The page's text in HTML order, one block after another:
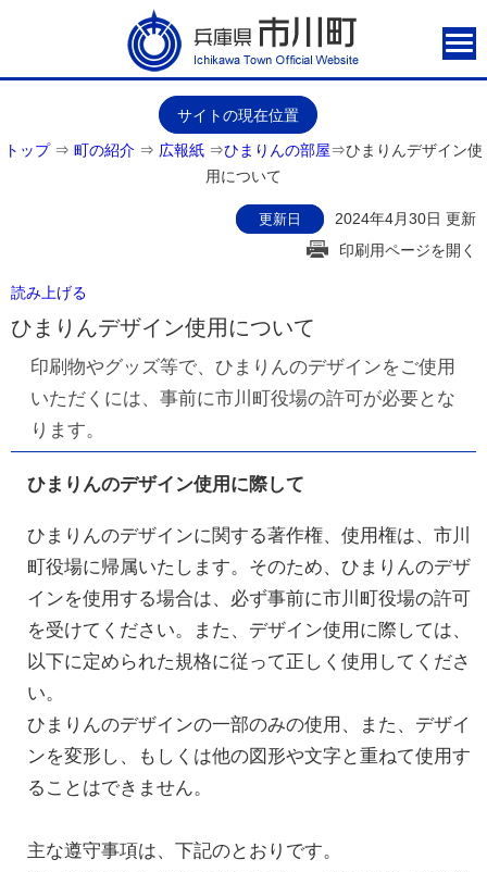
サイトの現在位置
トップ⇒ 町の紹介 ⇒ 広報紙 ⇒ひまりんの部屋⇒ひまりんデザイン使
用について
更新日
2024年4月30日 更新
印刷用ページを開く
読み上げる
ひまりんデザイン使用について
印刷物やグッズ等で、ひまりんのデザインをご使用
いただくには、事前に市川町役場の許可が必要とな
ります。
ひまりんのデザイン使用に際して
ひまりんのデザインに関する著作権、使用権は、市川
町役場に帰属いたします。そのため、ひまりんのデザ
インを使用する場合は、必ず事前に市川町役場の許可
を受けてください。また、デザイン使用に際しては、
以下に定められた規格に従って正しく使用してくださ
い。
ひまりんのデザインの一部のみの使用、また、デザイ
ンを変形し、もしくは他の図形や文字と重ねて使用す
ることはできません。
主な遵守事項は、下記のとおりです。